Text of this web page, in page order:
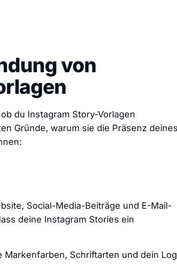
von
du Instagram Story-Vorlagen
Gründe, warum sie die Präsenz deines
Social-Media-Beiträge und E-Mail-
deine Instagram Stories ein
Markenfarben, Schriftarten und dein